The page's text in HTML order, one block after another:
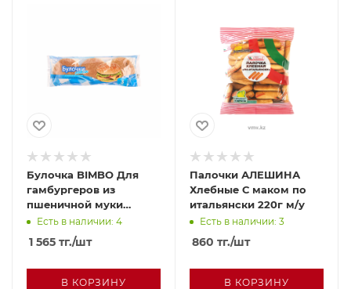
Булочка BIMBO Для
гамбургеров из
пшеничной муки
Макси с кунжутом 252г
Есть в наличии: 4
1 565 тг./шт
В КОРЗИНУ
Палочки АЛЕШИНА
Хлебные С маком по
итальянски 220г м/у
Есть в наличии: 3
860 тг./шт
В КОРЗИНУ